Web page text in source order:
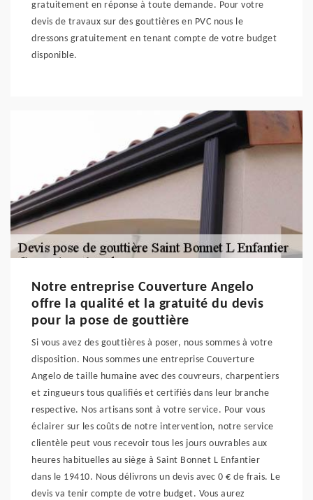
gratuitement en réponse à toute demande. Pour votre
devis de travaux sur des gouttières en PVC nous le
dressons gratuitement en tenant compte de votre budget
disponible.
Notre entreprise Couverture Angelo
offre la qualité et la gratuité du devis
pour la pose de gouttière
Si vous avez des gouttières à poser, nous sommes à votre
disposition. Nous sommes une entreprise Couverture
Angelo de taille humaine avec des couvreurs, charpentiers
et zingueurs tous qualifiés et certifiés dans leur branche
respective. Nos artisans sont à votre service. Pour vous
éclairer sur les coûts de notre intervention, notre service
clientèle peut vous recevoir tous les jours ouvrables aux
heures habituelles au siège à Saint Bonnet L Enfantier
dans le 19410. Nous délivrons un devis avec 0 € de frais. Le
devis va tenir compte de votre budget. Vous aurez